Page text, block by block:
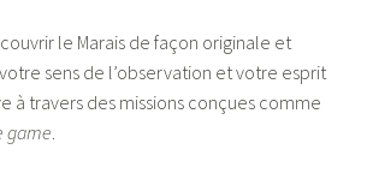
le Marais de façon originale et
sens de l’observation et votre esprit
à travers des missions conçues comme
game.